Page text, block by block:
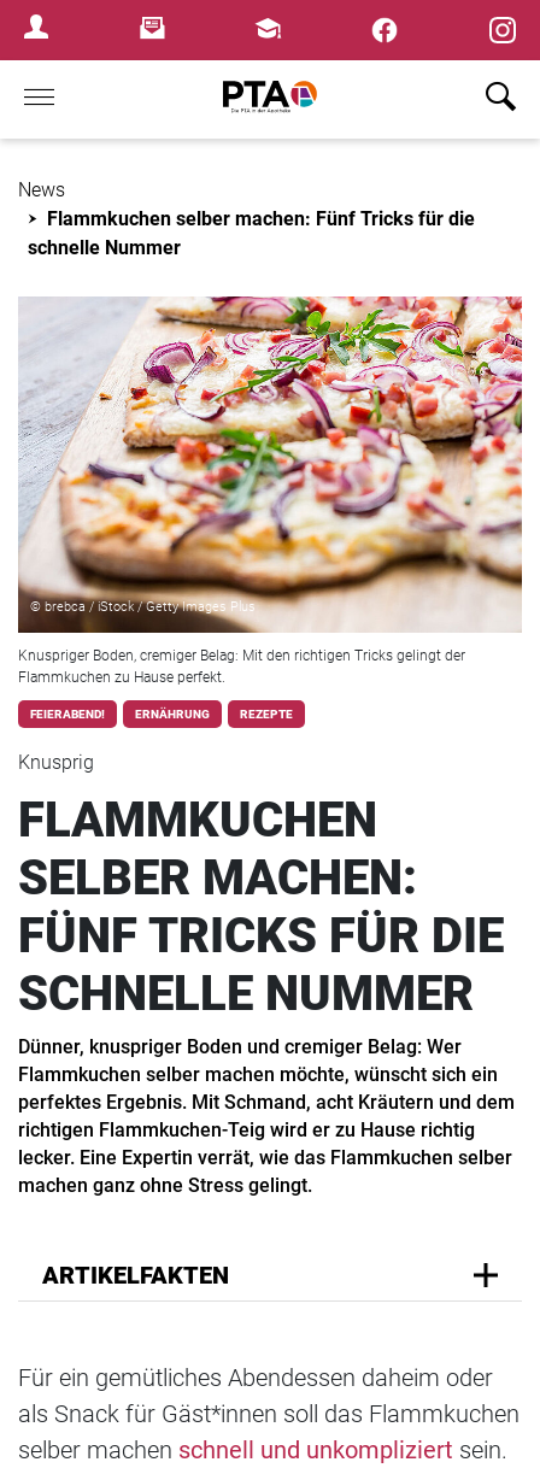
Login MenuNewsletterFortbildungen
Home
News
Flammkuchen selber machen: Fünf Tricks für die
schnelle Nummer
© brebca / iStock / Getty Images Plus
Knuspriger Boden, cremiger Belag: Mit den richtigen Tricks gelingt der
Flammkuchen zu Hause perfekt.
FEIERABEND! ERNÄHRUNG REZEPTE
Knusprig
FLAMMKUCHEN
SELBER MACHEN:
FÜNF TRICKS FÜR DIE
SCHNELLE NUMMER
Dünner, knuspriger Boden und cremiger Belag: Wer
Flammkuchen selber machen möchte, wünscht sich ein
perfektes Ergebnis. Mit Schmand, acht Kräutern und dem
richtigen Flammkuchen-Teig wird er zu Hause richtig
lecker. Eine Expertin verrät, wie das Flammkuchen selber
machen ganz ohne Stress gelingt.
ARTIKELFAKTEN
Für ein gemütliches Abendessen daheim oder
als Snack für Gäst*innen soll das Flammkuchen
selber machen schnell und unkompliziert sein.
×